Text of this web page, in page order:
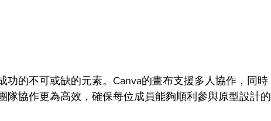
功的不可或缺的元素。Canva的畫布支援多人協作，同時
隊協作更為高效，確保每位成員能夠順利參與原型設計的